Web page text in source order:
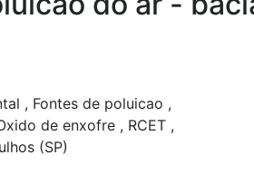
, Fontes de poluicao ,
de enxofre , RCET ,
(SP)